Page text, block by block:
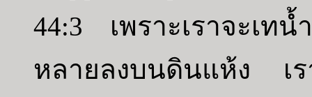
44:3 เพราะเราจะเท
หลายลงบนดินแห้ง เร